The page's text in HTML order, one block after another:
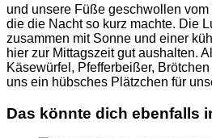
und unsere Füße geschwollen
die die Nacht so kurz machte. Die
zusammen mit Sonne und einer
hier zur Mittagszeit gut aushalten.
Käsewürfel, Pfefferbeißer,
uns ein hübsches Plätzchen für
Das könnte dich ebenfalls